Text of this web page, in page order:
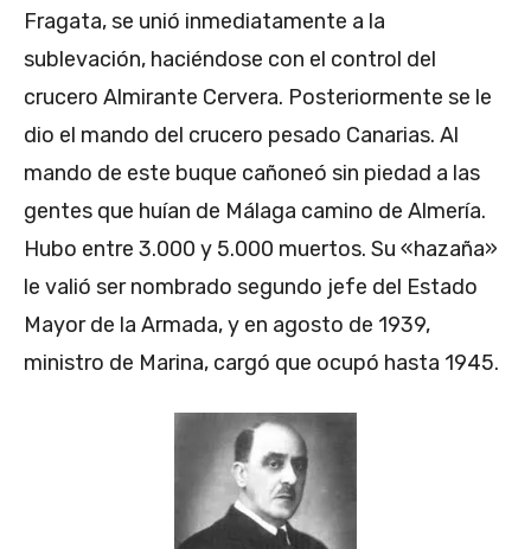
Fragata, se unió inmediatamente a la
sublevación, haciéndose con el control del
crucero Almirante Cervera. Posteriormente se le
dio el mando del crucero pesado Canarias. Al
mando de este buque cañoneó sin piedad a las
gentes que huían de Málaga camino de Almería.
Hubo entre 3.000 y 5.000 muertos. Su «hazaña»
le valió ser nombrado segundo jefe del Estado
Mayor de la Armada, y en agosto de 1939,
ministro de Marina, cargó que ocupó hasta 1945.